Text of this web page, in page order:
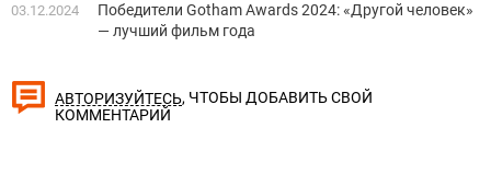
03.12.2024
Победители Gotham Awards 2024: «Другой человек»
— лучший фильм года
АВТОРИЗУЙТЕСЬ, ЧТОБЫ ДОБАВИТЬ СВОЙ
КОММЕНТАРИЙ